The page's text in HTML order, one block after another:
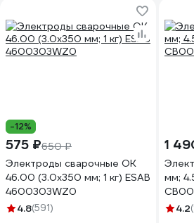
-12%
575 ₽650 ₽
Электроды сварочные OK
46.00 (3.0х350 мм; 1 кг) ESAB
4600303WZ0
4.8(591)
1
мм;
4.2